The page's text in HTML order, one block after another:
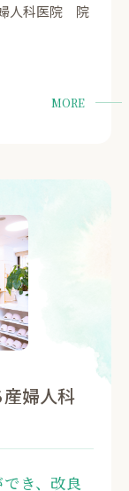
人科医院 院
MORE
産婦人科
き、改良